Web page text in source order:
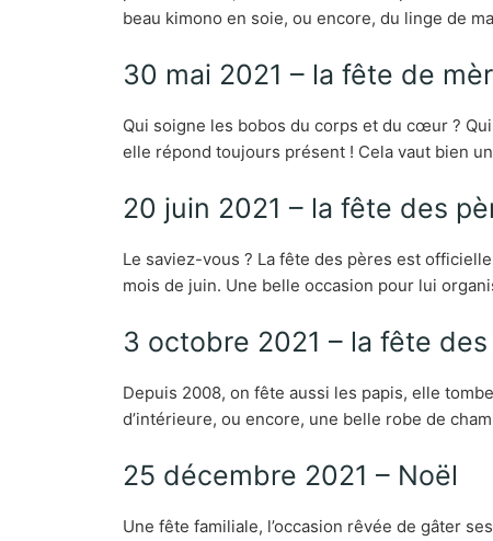
beau kimono en soie, ou encore, du linge de
30 mai 2021 – la fête de
Qui soigne les bobos du corps et du cœur ?
elle répond toujours présent ! Cela vaut bien
20 juin 2021 – la fête des
Le saviez-vous ? La fête des pères est
mois de juin. Une belle occasion pour lui
3 octobre 2021 – la fête
Depuis 2008, on fête aussi les papis, elle
d’intérieure, ou encore, une belle robe de
25 décembre 2021 – Noël
Une fête familiale, l’occasion rêvée de gâter